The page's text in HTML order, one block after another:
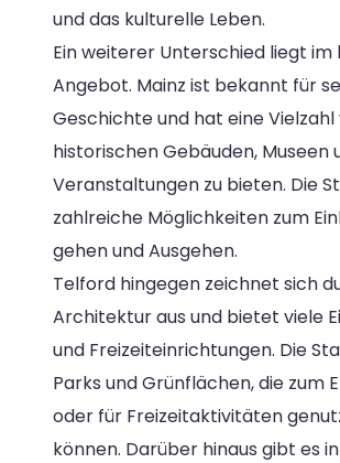
und das kulturelle Leben.
Ein weiterer Unterschied liegt im
Angebot. Mainz ist bekannt für
Geschichte und hat eine Vielzahl
historischen Gebäuden, Museen
Veranstaltungen zu bieten. Die
zahlreiche Möglichkeiten zum
gehen und Ausgehen.
Telford hingegen zeichnet sich
Architektur aus und bietet viele
und Freizeiteinrichtungen. Die
Parks und Grünflächen, die zum
oder für Freizeitaktivitäten
können. Darüber hinaus gibt es